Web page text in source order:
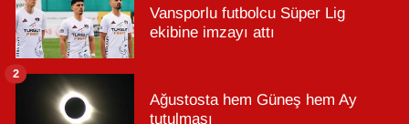
Vansporlu futbolcu Süper Lig
ekibine imzayı attı
Ağustosta hem Güneş hem Ay
tutulması
2